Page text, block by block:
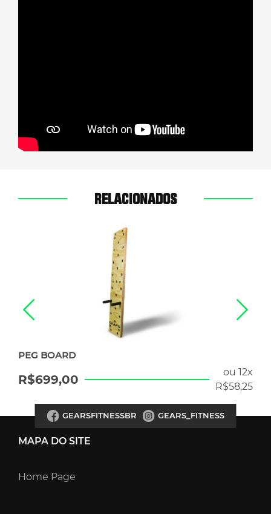
RELACIONADOS
a partir deR$
GEARSFITNESSBR GEARS_FITNESS
MAPA DO SITE
Home Page